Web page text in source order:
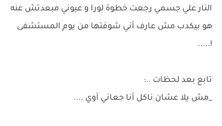
النار علي جسمي رجعت خطوة لورا و عيوني مبعدتش عنه
هو بيكدب مش عارف أني شوفتها من يوم المستشفى
!.....
تابع بعد لحظات ..:
_مش يلا عشان ناكل أنا جعاني أوي ....